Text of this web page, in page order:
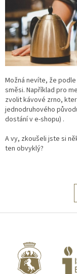
Možná nevíte, že
směsi. Například pro
zvolit kávové zrno,
jednodruhového
dostání v e-shopu) .
A vy, zkoušeli jste si
ten obvyklý?